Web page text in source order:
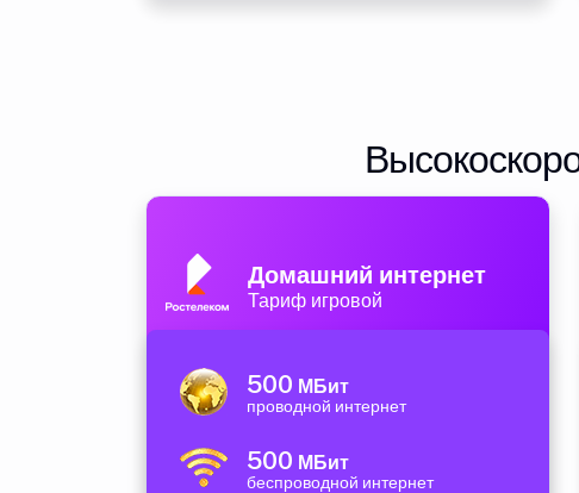
Домашний интернет
Тариф игровой
500 МБит
проводной интернет
500 МБит
беспроводной интернет